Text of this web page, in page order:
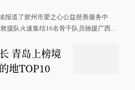
报道了胶州市爱之心公益慈善服务中
援队火速集结16名骨干队员驰援广西灾
青岛上榜境
地TOP10